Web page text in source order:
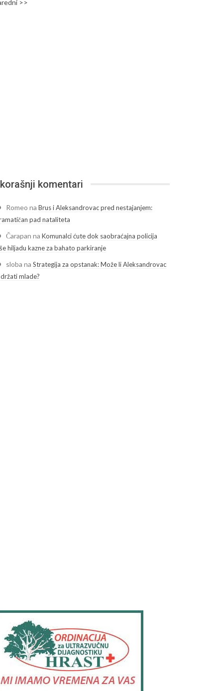
>>
komentari
Romeo naBrus i Aleksandrovac pred nestajanjem:
pad nataliteta
Čarapan naKomunalci ćute dok saobraćajna policija
hiljadu kazne za bahato parkiranje
sloba naStrategija za opstanak: Može li Aleksandrovac
mlade?